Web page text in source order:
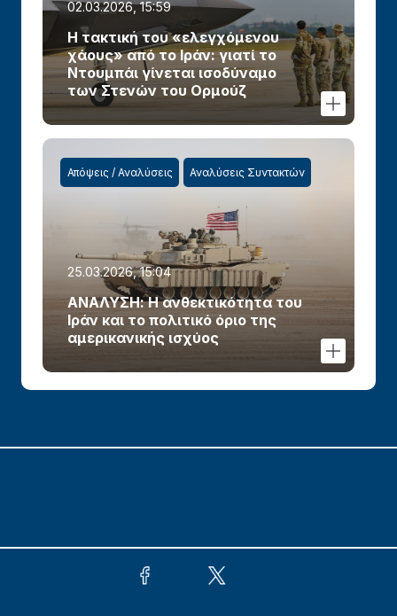
02.03.2026, 15:59
Η τακτική του «ελεγχόμενου
χάους» από το Ιράν: γιατί το
Ντουμπάι γίνεται ισοδύναμο
των Στενών του Ορμούζ
Απόψεις / Αναλύσεις Αναλύσεις Συντακτών
25.03.2026, 15:04
ΑΝΑΛΥΣΗ: Η ανθεκτικότητα του
Ιράν και το πολιτικό όριο της
αμερικανικής ισχύος